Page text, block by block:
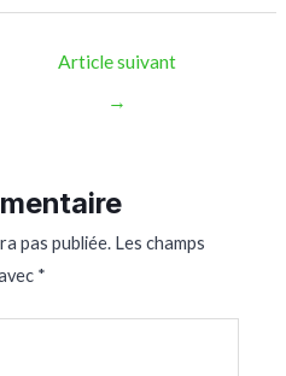
Article suivant
→
pas publiée. Les champs
*